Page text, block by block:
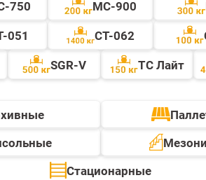
750 МС-900
051 СТ-062
SGR-V ТС Лайт
Стационарные